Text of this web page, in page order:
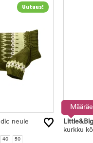
neule
40 50
kurkku